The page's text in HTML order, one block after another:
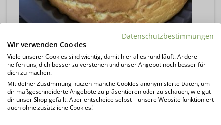
Datenschutzbestimmungen
Wir verwenden Cookies
Viele unserer Cookies sind wichtig, damit hier alles rund läuft. Andere
helfen uns, dich besser zu verstehen und unser Angebot noch besser für
dich zu machen.
Mit deiner Zustimmung nutzen manche Cookies anonymisierte Daten, um
dir maßgeschneiderte Angebote zu präsentieren oder zu schauen, wie gut
dir unser Shop gefällt. Aber entscheide selbst – unsere Website funktioniert
auch ohne zusätzliche Cookies!